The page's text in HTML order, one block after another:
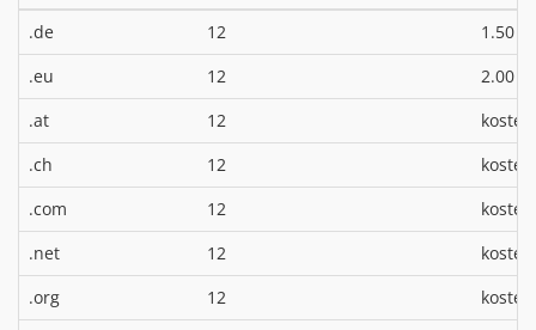
.de
12 1.50 €
.eu 12 2.00 €
.at 12
.ch
12
.com
12
.net
12
.org
12